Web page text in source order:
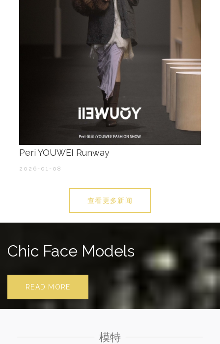
Peri YOUWEI Runway
2026-01-08
查看更多新闻
Chic Face Models
READ MORE
模特